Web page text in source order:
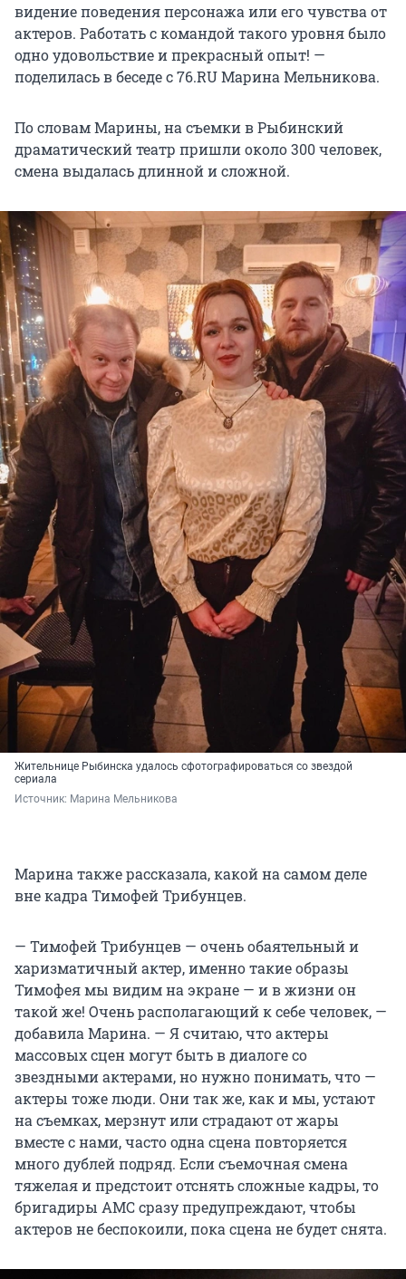
видение поведения персонажа или его чувства от
актеров. Работать с командой такого уровня было
одно удовольствие и прекрасный опыт! —
поделилась в беседе с 76.RU Марина Мельникова.
По словам Марины, на съемки в Рыбинский
драматический театр пришли около 300 человек,
смена выдалась длинной и сложной.
Жительнице Рыбинска удалось сфотографироваться со звездой
сериала
Источник: Марина Мельникова
Марина также рассказала, какой на самом деле
вне кадра Тимофей Трибунцев.
— Тимофей Трибунцев — очень обаятельный и
харизматичный актер, именно такие образы
Тимофея мы видим на экране — и в жизни он
такой же! Очень располагающий к себе человек, —
добавила Марина. — Я считаю, что актеры
массовых сцен могут быть в диалоге со
звездными актерами, но нужно понимать, что —
актеры тоже люди. Они так же, как и мы, устают
на съемках, мерзнут или страдают от жары
вместе с нами, часто одна сцена повторяется
много дублей подряд. Если съемочная смена
тяжелая и предстоит отснять сложные кадры, то
бригадиры АМС сразу предупреждают, чтобы
актеров не беспокоили, пока сцена не будет снята.